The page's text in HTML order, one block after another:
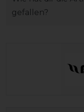
gefallen?